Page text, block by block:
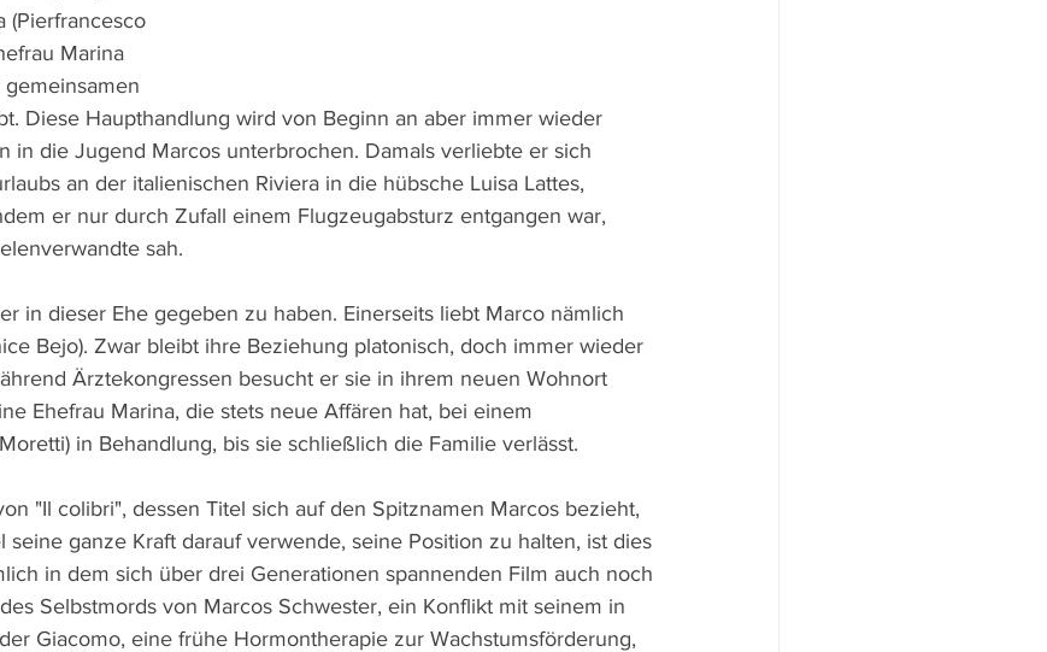
(Pierfrancesco
Marina
gemeinsamen
Diese Haupthandlung wird von Beginn an aber immer wieder
in die Jugend Marcos unterbrochen. Damals verliebte er sich
an der italienischen Riviera in die hübsche Luisa Lattes,
er nur durch Zufall einem Flugzeugabsturz entgangen war,
sah.
in dieser Ehe gegeben zu haben. Einerseits liebt Marco nämlich
Bejo). Zwar bleibt ihre Beziehung platonisch, doch immer wieder
Ärztekongressen besucht er sie in ihrem neuen Wohnort
Ehefrau Marina, die stets neue Affären hat, bei einem
in Behandlung, bis sie schließlich die Familie verlässt.
"Il colibri", dessen Titel sich auf den Spitznamen Marcos bezieht,
ganze Kraft darauf verwende, seine Position zu halten, ist dies
in dem sich über drei Generationen spannenden Film auch noch
Selbstmords von Marcos Schwester, ein Konflikt mit seinem in
Giacomo, eine frühe Hormontherapie zur Wachstumsförderung,